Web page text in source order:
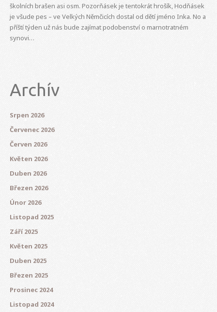
školních brašen asi osm. Pozorňásek je tentokrát hrošík, Hodňásek
je všude pes – ve Velkých Němčicích dostal od dětí jméno Inka. No a
příští týden už nás bude zajímat podobenství o marnotratném
synovi…
Archív
Srpen 2026
Červenec 2026
Červen 2026
Květen 2026
Duben 2026
Březen 2026
Únor 2026
Listopad 2025
Září 2025
Květen 2025
Duben 2025
Březen 2025
Prosinec 2024
Listopad 2024